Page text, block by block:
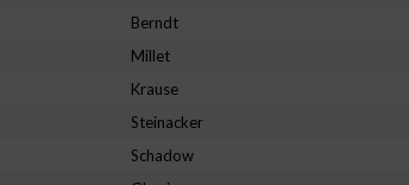
Berndt
Millet
Krause
Steinacker
Schadow